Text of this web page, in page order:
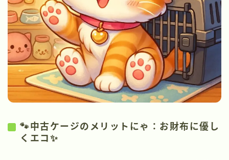
🐾中古ケージのメリットにゃ：お財布に優し
くエコ✨